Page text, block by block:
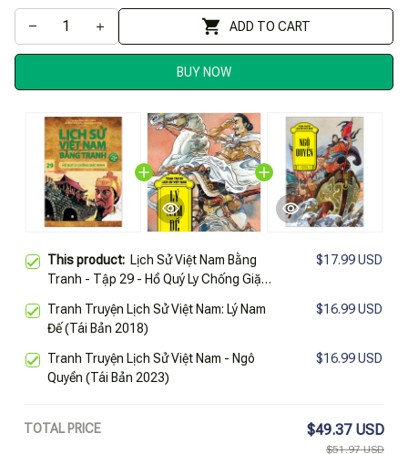
ADD TO CART
BUY NOW
This product: Lịch Sử Việt Nam Bằng
Tranh - Tập 29 - Hồ Quý Ly Chống Giặc
$17.99 USD
Tranh Truyện Lịch Sử Việt Nam: Lý Nam
Đế (Tái Bản 2018)
$16.99 USD
Tranh Truyện Lịch Sử Việt Nam - Ngô
Quyền (Tái Bản 2023)
$16.99 USD
TOTAL PRICE $49.37 USD
$51.97 USD